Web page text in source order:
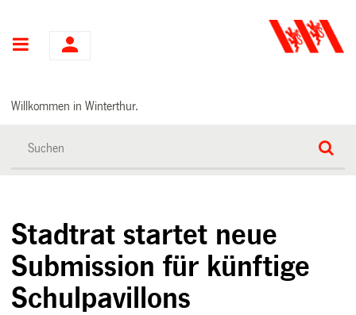
Hauptnavigation
Willkommen in Winterthur.
Stadtrat startet neue
Submission für künftige
Schulpavillons